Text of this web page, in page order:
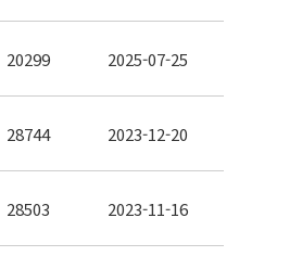
20299 2025-07-25
28744 2023-12-20
28503 2023-11-16